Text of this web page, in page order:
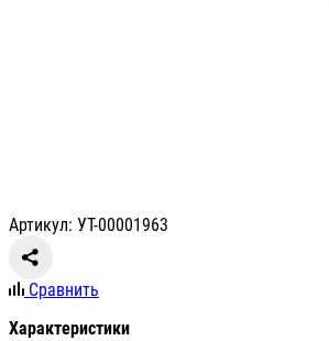
Артикул: УТ-00001963
Сравнить
Характеристики